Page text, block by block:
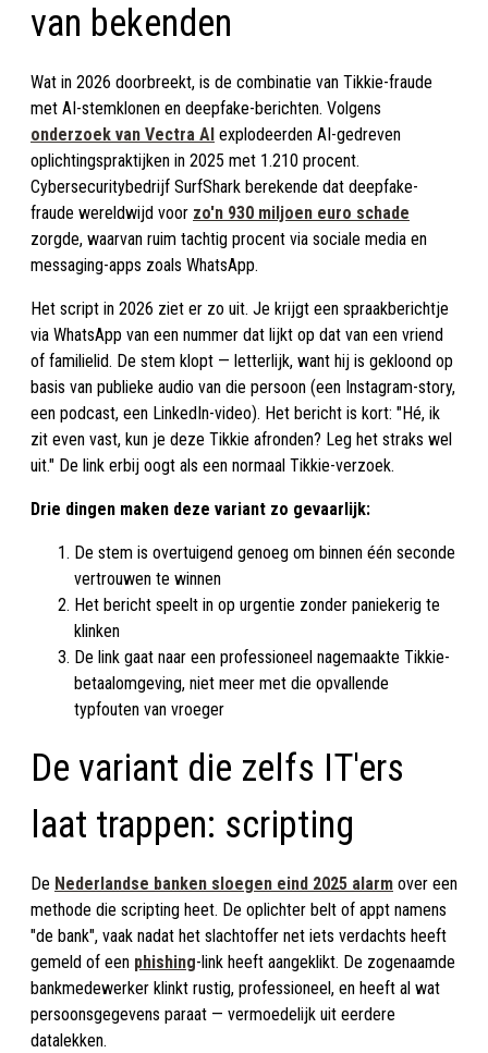
van bekenden
Wat in 2026 doorbreekt, is de combinatie van Tikkie-fraude
met AI-stemklonen en deepfake-berichten. Volgens
onderzoek van Vectra AI explodeerden AI-gedreven
oplichtingspraktijken in 2025 met 1.210 procent.
Cybersecuritybedrijf SurfShark berekende dat deepfake-
fraude wereldwijd voor zo'n 930 miljoen euro schade
zorgde, waarvan ruim tachtig procent via sociale media en
messaging-apps zoals WhatsApp.
Het script in 2026 ziet er zo uit. Je krijgt een spraakberichtje
via WhatsApp van een nummer dat lijkt op dat van een vriend
of familielid. De stem klopt — letterlijk, want hij is gekloond op
basis van publieke audio van die persoon (een Instagram-story,
een podcast, een LinkedIn-video). Het bericht is kort: "Hé, ik
zit even vast, kun je deze Tikkie afronden? Leg het straks wel
uit." De link erbij oogt als een normaal Tikkie-verzoek.
Drie dingen maken deze variant zo gevaarlijk:
De stem is overtuigend genoeg om binnen één seconde
vertrouwen te winnen
Het bericht speelt in op urgentie zonder paniekerig te
klinken
De link gaat naar een professioneel nagemaakte Tikkie-
betaalomgeving, niet meer met die opvallende
typfouten van vroeger
De variant die zelfs IT'ers
laat trappen: scripting
De Nederlandse banken sloegen eind 2025 alarm over een
methode die scripting heet. De oplichter belt of appt namens
"de bank", vaak nadat het slachtoffer net iets verdachts heeft
gemeld of een phishing-link heeft aangeklikt. De zogenaamde
bankmedewerker klinkt rustig, professioneel, en heeft al wat
persoonsgegevens paraat — vermoedelijk uit eerdere
datalekken.